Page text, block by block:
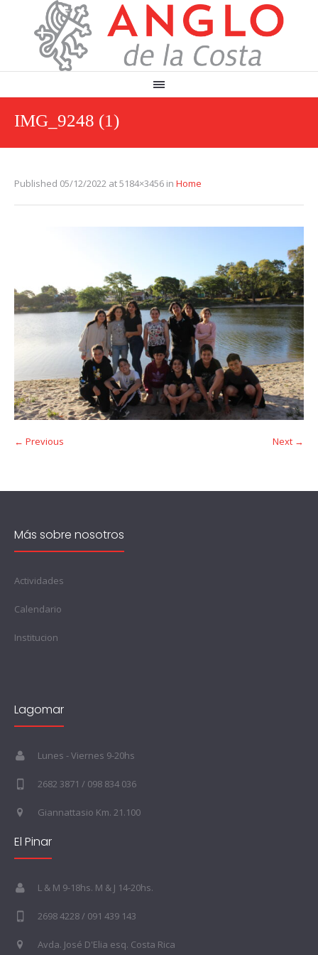
IMG_9248 (1)
Published 05/12/2022 at 5184×3456 in Home
← Previous Next →
Más sobre nosotros
Actividades
Calendario
Institucion
Lagomar
Lunes - Viernes 9-20hs
2682 3871 / 098 834 036
Giannattasio Km. 21.100
El Pinar
L & M 9-18hs. M & J 14-20hs.
2698 4228 / 091 439 143
Avda. José D'Elia esq. Costa Rica